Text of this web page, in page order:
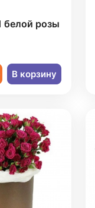
белой розы
В корзину